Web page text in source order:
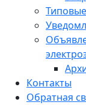
Контакты
Обратная